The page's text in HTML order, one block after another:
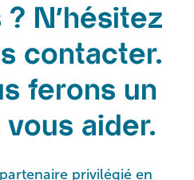
? N'hésitez
contacter.
ferons un
aider.
privilégié en